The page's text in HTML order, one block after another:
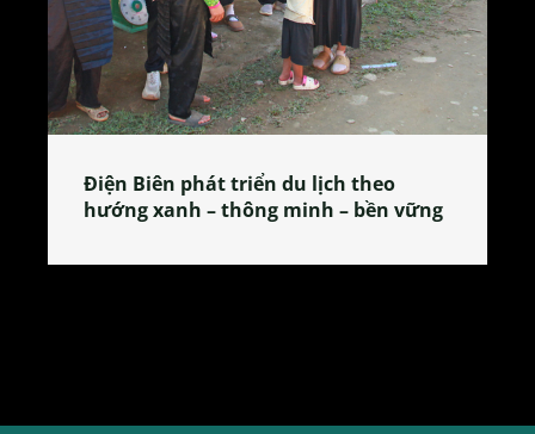
Làng làm bánh tẻ Phú Nhi – nơi lan
tỏa đặc sản xứ Đoài